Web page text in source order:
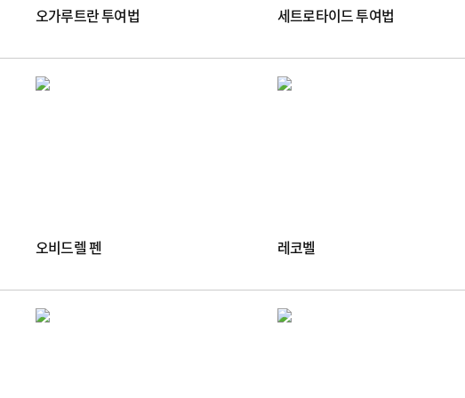
오가루트란 투여법 세트로타이드 투여법
오비드렐 펜 레코벨